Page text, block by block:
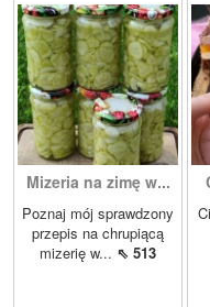
Mizeria na zimę w...
Poznaj mój sprawdzony
przepis na chrupiącą
mizerię w... ⇖ 513